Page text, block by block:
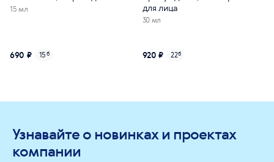
15 мл
690 ₽ 15б
для лица
30 мл
920 ₽ 22б
Узнавайте о новинках и проектах
компании